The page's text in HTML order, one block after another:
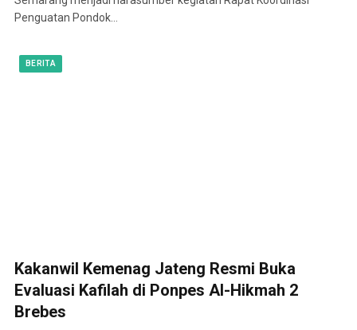
Penguatan Pondok…
BERITA
Kakanwil Kemenag Jateng Resmi Buka
Evaluasi Kafilah di Ponpes Al-Hikmah 2
Brebes